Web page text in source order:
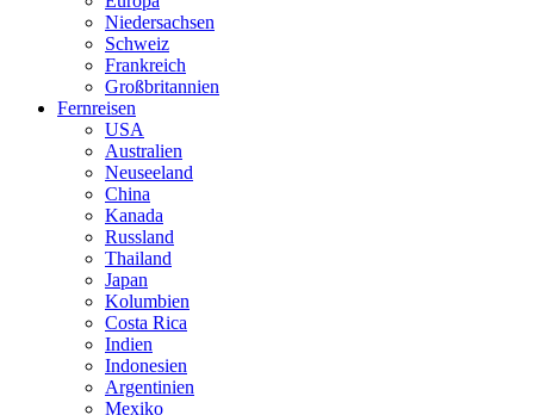
Niedersachsen
Schweiz
Frankreich
Großbritannien
Fernreisen
USA
Australien
Neuseeland
China
Kanada
Russland
Thailand
Japan
Kolumbien
Costa Rica
Indien
Indonesien
Argentinien
Mexiko